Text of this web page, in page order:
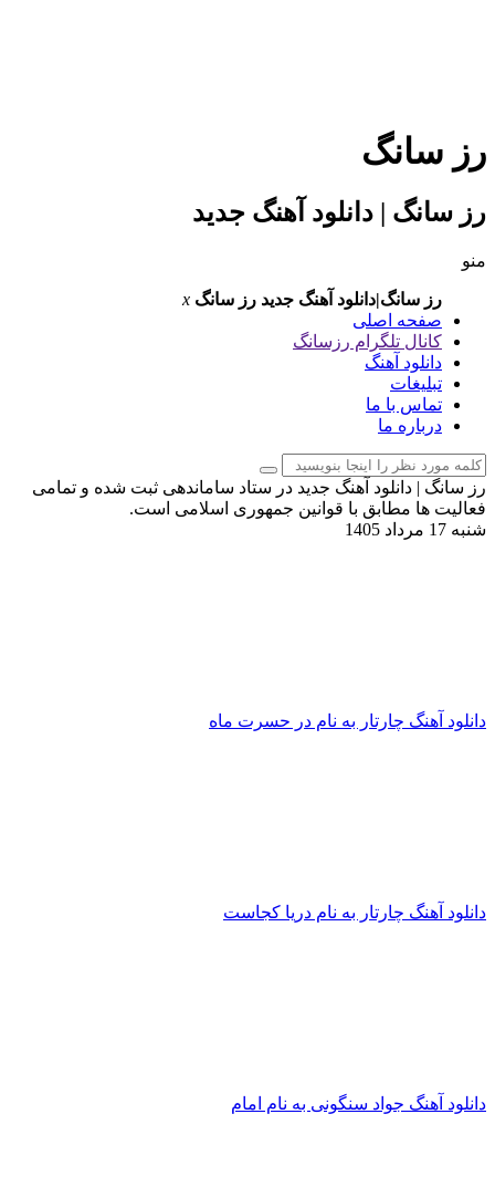
سانگ
سانگ | دانلود آهنگ جدید
رز سانگ|دانلود آهنگ جدید رز سانگ x
صفحه اصلی
کانال تلگرام رزسانگ
دانلود آهنگ
تبلیغات
تماس با ما
درباره ما
سانگ | دانلود آهنگ جدید در ستاد ساماندهی ثبت شده و تمامی
ها مطابق با قوانین جمهوری اسلامی است.
17 مرداد 1405
آهنگ چارتار به نام در حسرت ماه
آهنگ چارتار به نام دریا کجاست
آهنگ جواد سنگونی به نام امام